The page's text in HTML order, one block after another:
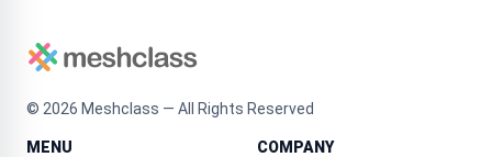
© 2026 Meshclass — All Rights Reserved
MENU COMPANY